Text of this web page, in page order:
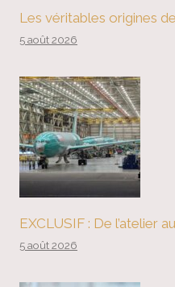
Les véritables origines
5 août 2026
EXCLUSIF : De l’atelier
5 août 2026